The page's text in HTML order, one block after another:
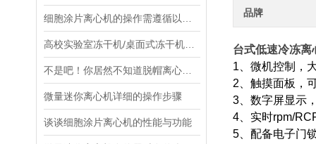
微量迷你离心机详细的操作步骤
谈谈细胞涂片离心机的性能与功能
品牌
台式低速冷冻离
1 、微机控制，
2 、触摸面板，
3 、数字屏显示
4 、实时rpm/
5 、配备电子门